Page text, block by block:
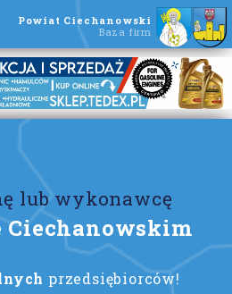
Powiat Ciechanowski
Baza firm
lub wykonawcę
przedsiębiorców!